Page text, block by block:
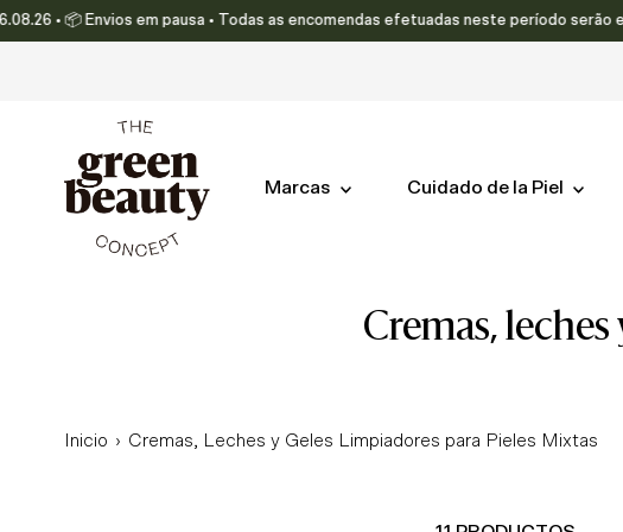
Ir directamente al contenido
• 📦 Envios em pausa • Todas as encomendas efetuadas neste período serão
Marcas Cuidado de la Piel
cremas,
Inicio › Cremas, Leches y Geles Limpiadores para Pieles Mixtas